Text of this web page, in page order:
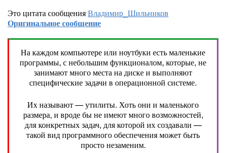
Это цитата сообщенияВладимир_Шильников
Оригинальное сообщение
На каждом компьютере или ноутбуки есть маленькие
программы, с небольшим функционалом, которые, не
занимают много места на диске и выполняют
специфические задачи в операционной системе.
Их называют — утилиты. Хоть они и маленького
размера, и вроде бы не имеют много возможностей,
для конкретных задач, для которой их создавали —
такой вид программного обеспечения может быть
просто незаменим.